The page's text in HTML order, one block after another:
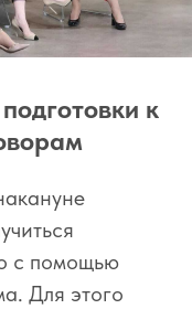
к
с помощью
Для этого